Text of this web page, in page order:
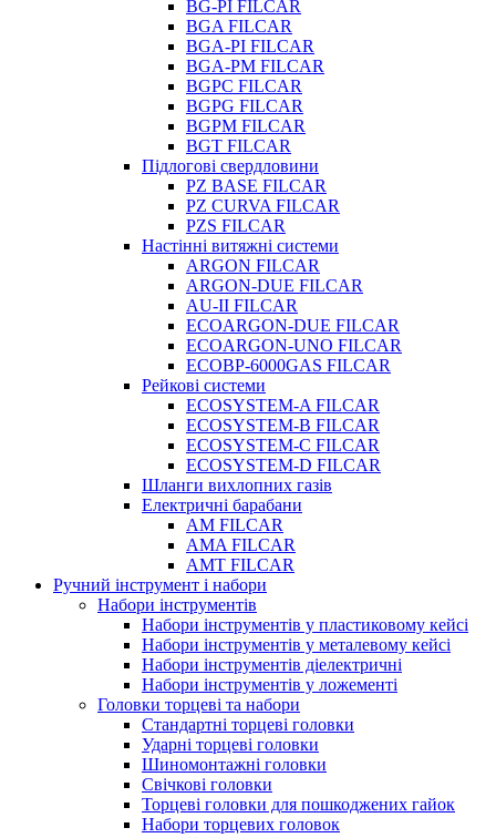
BG-PI FILCAR
BGA FILCAR
BGA-PI FILCAR
BGA-PM FILCAR
BGPC FILCAR
BGPG FILCAR
BGPM FILCAR
BGT FILCAR
Підлогові свердловини
PZ BASE FILCAR
PZ CURVA FILCAR
PZS FILCAR
Настінні витяжні системи
ARGON FILCAR
ARGON-DUE FILCAR
AU-II FILCAR
ECOARGON-DUE FILCAR
ECOARGON-UNO FILCAR
ECOBP-6000GAS FILCAR
Рейкові системи
ECOSYSTEM-A FILCAR
ECOSYSTEM-B FILCAR
ECOSYSTEM-C FILCAR
ECOSYSTEM-D FILCAR
Шланги вихлопних газів
Електричні барабани
AM FILCAR
AMA FILCAR
AMT FILCAR
Ручний інструмент і набори
Набори інструментів
Набори інструментів у пластиковому кейсі
Набори інструментів у металевому кейсі
Набори інструментів діелектричні
Набори інструментів у ложементі
Головки торцеві та набори
Стандартні торцеві головки
Ударні торцеві головки
Шиномонтажні головки
Свічкові головки
Торцеві головки для пошкоджених гайок
Набори торцевих головок